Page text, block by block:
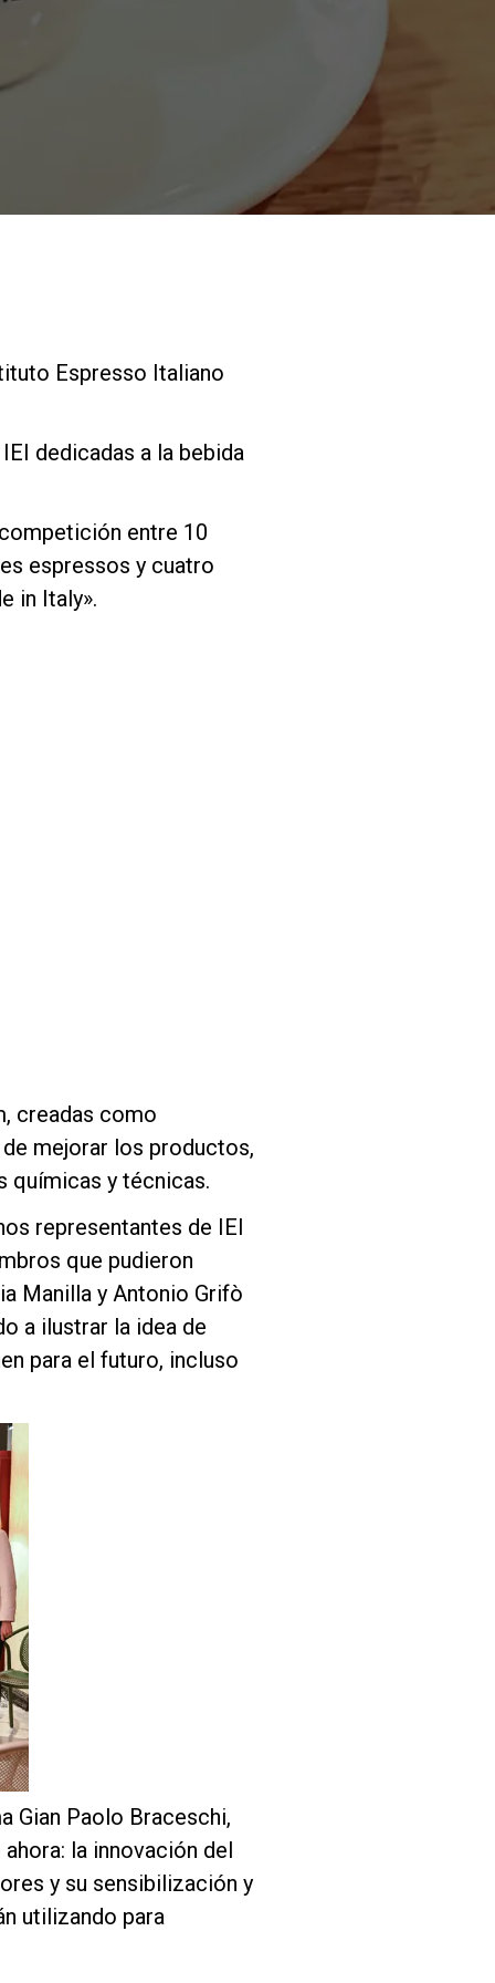
Espresso Italiano
dedicadas a la bebida
entre 10
espressos y cuatro
in Italy».
creadas como
mejorar los productos,
químicas y técnicas.
representantes de IEI
que pudieron
Manilla y Antonio Grifò
a ilustrar la idea de
para el futuro, incluso
Gian Paolo Braceschi,
la innovación del
y su sensibilización y
utilizando para
Sostenibilidad
Contacto